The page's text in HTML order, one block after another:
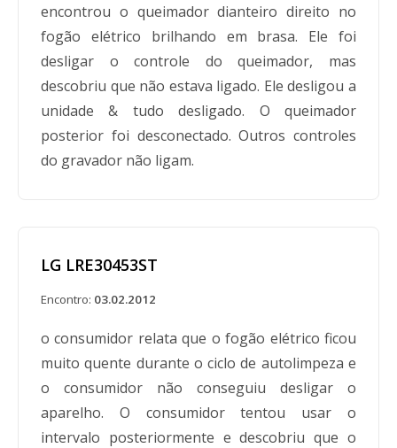
encontrou o queimador dianteiro direito no
fogão elétrico brilhando em brasa. Ele foi
desligar o controle do queimador, mas
descobriu que não estava ligado. Ele desligou a
unidade & tudo desligado. O queimador
posterior foi desconectado. Outros controles
do gravador não ligam.
LG LRE30453ST
Encontro: 03.02.2012
o consumidor relata que o fogão elétrico ficou
muito quente durante o ciclo de autolimpeza e
o consumidor não conseguiu desligar o
aparelho. O consumidor tentou usar o
intervalo posteriormente e descobriu que o